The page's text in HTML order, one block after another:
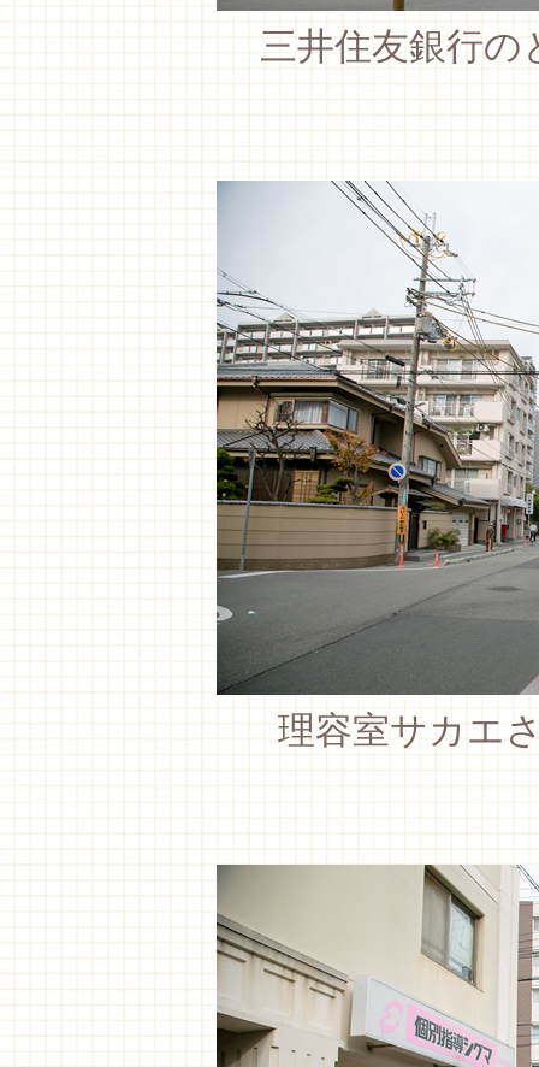
三井住友銀行
理容室サカエ